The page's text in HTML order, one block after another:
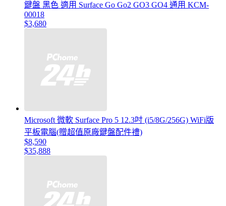
鍵盤 黑色 適用 Surface Go Go2 GO3 GO4 通用 KCM-
00018
$3,680
Microsoft 微軟 Surface Pro 5 12.3吋 (i5/8G/256G) WiFi版
平板電腦(贈超值原廠鍵盤配件禮)
$8,590
$35,888